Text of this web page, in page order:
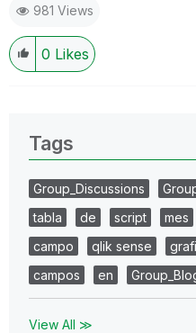
981 Views
0 Likes
Tags
Group_Discussions
tabla
de script mes
campo
qlik sense
campos
en
View All ≫